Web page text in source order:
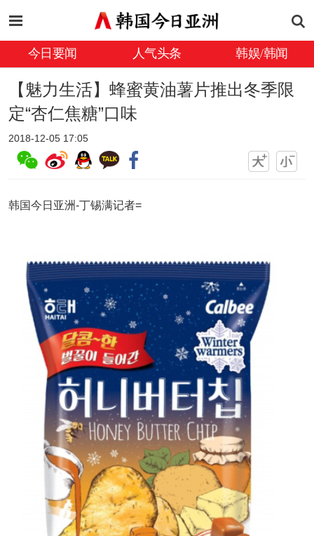
今日要闻 人气头条 韩娱/韩闻
【魅力生活】蜂蜜黄油薯片推出冬季限
定“杏仁焦糖”口味
2018-12-05 17:05
韩国今日亚洲-丁锡满记者=